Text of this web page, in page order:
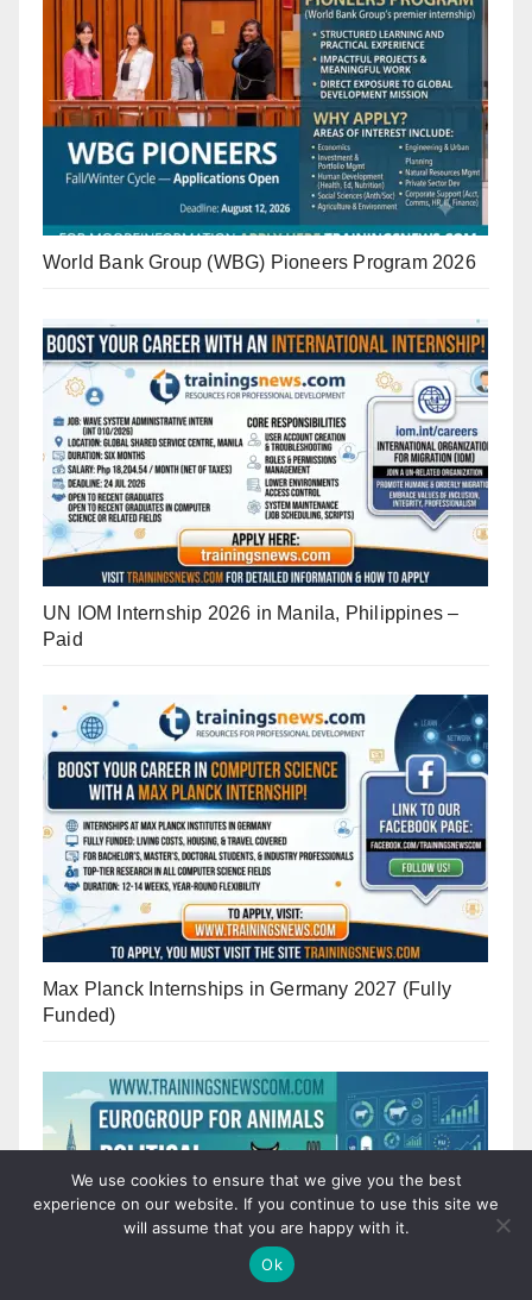
World Bank Group (WBG) Pioneers Program 2026
UN IOM Internship 2026 in Manila, Philippines –
Paid
Max Planck Internships in Germany 2027 (Fully
Funded)
We use cookies to ensure that we give you the best
experience on our website. If you continue to use this site we
will assume that you are happy with it.
Ok